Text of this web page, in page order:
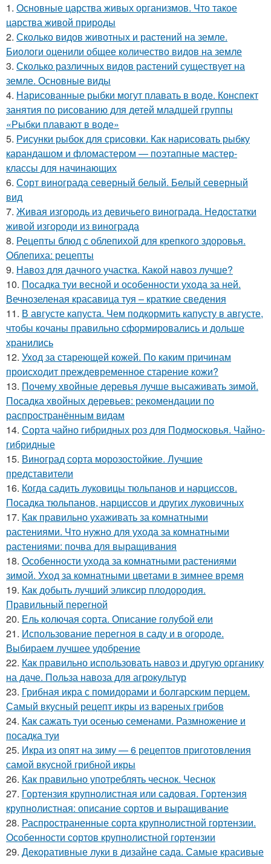
1. Основные царства живых организмов. Что такое
царства живой природы
2. Сколько видов животных и растений на земле.
Биологи оценили общее количество видов на земле
3. Сколько различных видов растений существует на
земле. Основные виды
4. Нарисованные рыбки могут плавать в воде. Конспект
занятия по рисованию для детей младшей группы
«Рыбки плавают в воде»
5. Рисунки рыбок для срисовки. Как нарисовать рыбку
карандашом и фломастером — поэтапные мастер-
классы для начинающих
6. Сорт винограда северный белый. Белый северный
вид
7. Живая изгородь из девичьего винограда. Недостатки
живой изгороди из винограда
8. Рецепты блюд с облепихой для крепкого здоровья.
Облепиха: рецепты
9. Навоз для дачного участка. Какой навоз лучше?
10. Посадка туи весной и особенности ухода за ней.
Вечнозеленая красавица туя – краткие сведения
11. В августе капуста. Чем подкормить капусту в августе,
чтобы кочаны правильно сформировались и дольше
хранились
12. Уход за стареющей кожей. По каким причинам
происходит преждевременное старение кожи?
13. Почему хвойные деревья лучше высаживать зимой.
Посадка хвойных деревьев: рекомендации по
распространённым видам
14. Сорта чайно гибридных роз для Подмосковья. Чайно-
гибридные
15. Виноград сорта морозостойкие. Лучшие
представители
16. Когда садить луковицы тюльпанов и нарциссов.
Посадка тюльпанов, нарциссов и других луковичных
17. Как правильно ухаживать за комнатными
растениями. Что нужно для ухода за комнатными
растениями: почва для выращивания
18. Особенности ухода за комнатными растениями
зимой. Уход за комнатными цветами в зимнее время
19. Как добыть лучший эликсир плодородия.
Правильный перегной
20. Ель колючая сорта. Описание голубой ели
21. Использование перегноя в саду и в огороде.
Выбираем лучшее удобрение
22. Как правильно использовать навоз и другую органику
на даче. Польза навоза для агрокультур
23. Грибная икра с помидорами и болгарским перцем.
Самый вкусный рецепт икры из вареных грибов
24. Как сажать туи осенью семенами. Размножение и
посадка туи
25. Икра из опят на зиму — 6 рецептов приготовления
самой вкусной грибной икры
26. Как правильно употреблять чеснок. Чеснок
27. Гортензия крупнолистная или садовая. Гортензия
крупнолистная: описание сортов и выращивание
28. Распространенные сорта крупнолистной гортензии.
Особенности сортов крупнолистной гортензии
29. Декоративные луки в дизайне сада. Самые красивые